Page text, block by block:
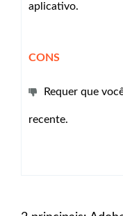
aplicativo.
CONS
Requer que
recente.